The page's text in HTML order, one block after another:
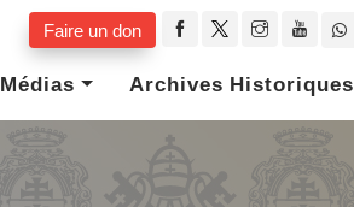
Faire un don
Médias Archives Historiques